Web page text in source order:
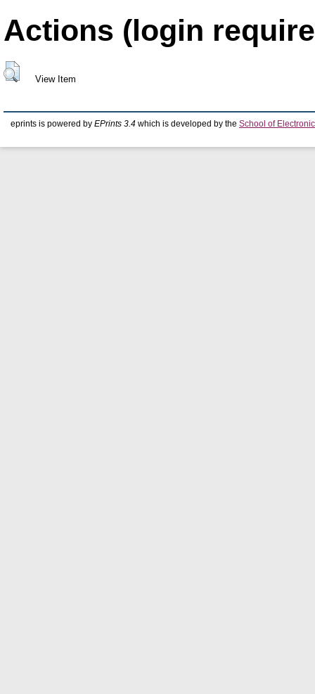
Actions (login
View Item
eprints is powered by EPrints 3.4 which is developed by the School of